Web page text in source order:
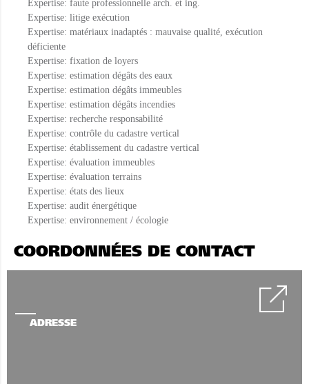
Expertise: faute professionnelle arch. et ing.
Expertise: litige exécution
Expertise: matériaux inadaptés : mauvaise qualité, exécution
déficiente
Expertise: fixation de loyers
Expertise: estimation dégâts des eaux
Expertise: estimation dégâts immeubles
Expertise: estimation dégâts incendies
Expertise: recherche responsabilité
Expertise: contrôle du cadastre vertical
Expertise: établissement du cadastre vertical
Expertise: évaluation immeubles
Expertise: évaluation terrains
Expertise: états des lieux
Expertise: audit énergétique
Expertise: environnement / écologie
COORDONNÉES DE CONTACT
ADRESSE